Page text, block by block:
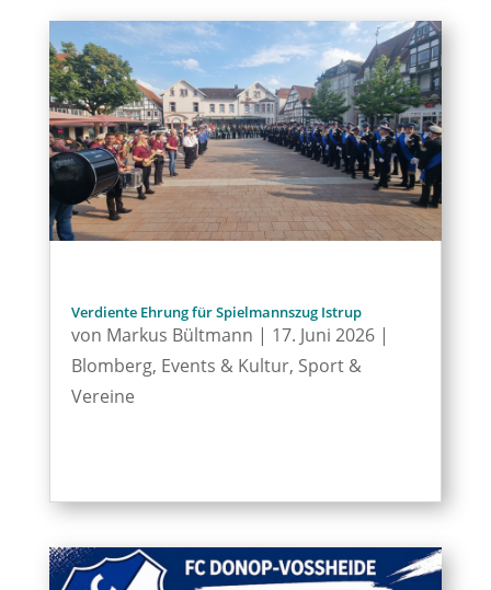
Verdiente Ehrung für Spielmannszug Istrup
von Markus Bültmann | 17. Juni 2026|
Blomberg, Events & Kultur, Sport &
Vereine